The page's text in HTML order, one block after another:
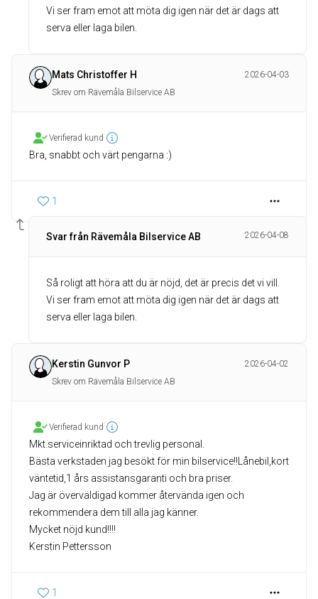
Vi ser fram emot att möta dig igen när det är dags att
serva eller laga bilen.
Mats Christoffer H
2026-04-03
Skrev om Rävemåla Bilservice AB
Verifierad kund
Bra, snabbt och värt pengarna :)
1
Svar från Rävemåla Bilservice AB 2026-04-08
Så roligt att höra att du är nöjd, det är precis det vi vill.
Vi ser fram emot att möta dig igen när det är dags att
serva eller laga bilen.
Kerstin Gunvor P
2026-04-02
Skrev om Rävemåla Bilservice AB
Verifierad kund
Mkt.serviceinriktad och trevlig personal.
Bästa verkstaden jag besökt för min bilservice!!Lånebil,kort
väntetid,1 års assistansgaranti och bra priser.
Jag är överväldigad kommer återvända igen och
rekommendera dem till alla jag känner.
Mycket nöjd kund!!!!
Kerstin Pettersson
1